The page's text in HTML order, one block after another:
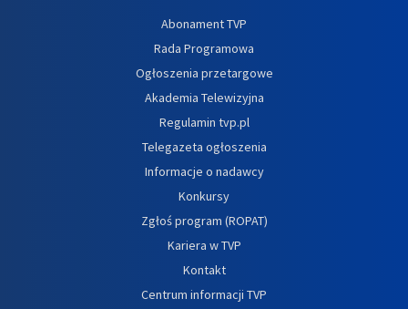
Abonament TVP
Rada Programowa
Ogłoszenia przetargowe
Akademia Telewizyjna
Regulamin tvp.pl
Telegazeta ogłoszenia
Informacje o nadawcy
Konkursy
Zgłoś program (ROPAT)
Kariera w TVP
Kontakt
Centrum informacji TVP